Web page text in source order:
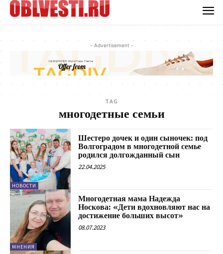
- Advertisement -
TAG
многодетные семьи
НОВОСТИ
Шестеро дочек и один сыночек: под
Волгоградом в многодетной семье
родился долгожданный сын
22.04.2025
МНЕНИЯ
Многодетная мама Надежда
Носкова: «Дети вдохновляют нас на
достижение больших высот»
08.07.2023